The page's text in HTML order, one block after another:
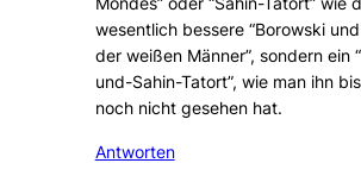
wesentlich bessere “Borowski
der weißen Männer”, sondern ein
und-Sahin-Tatort”, wie man ihn
noch nicht gesehen hat.
Antworten